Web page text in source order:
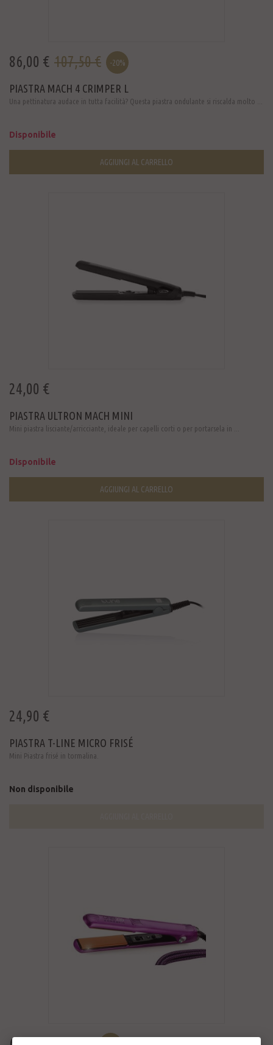
86,00 € 107,50 € -20%
PIASTRA MACH 4 CRIMPER L
Una pettinatura audace in tutta facilità? Questa piastra ondulante si riscalda molto ...
Disponibile
AGGIUNGI AL CARRELLO
24,00 €
PIASTRA ULTRON MACH MINI
Mini piastra lisciante/arricciante, ideale per capelli corti o per portarsela in ...
Disponibile
AGGIUNGI AL CARRELLO
24,90 €
PIASTRA T-LINE MICRO FRISÉ
Mini Piastra frisé in tormalina.
Non disponibile